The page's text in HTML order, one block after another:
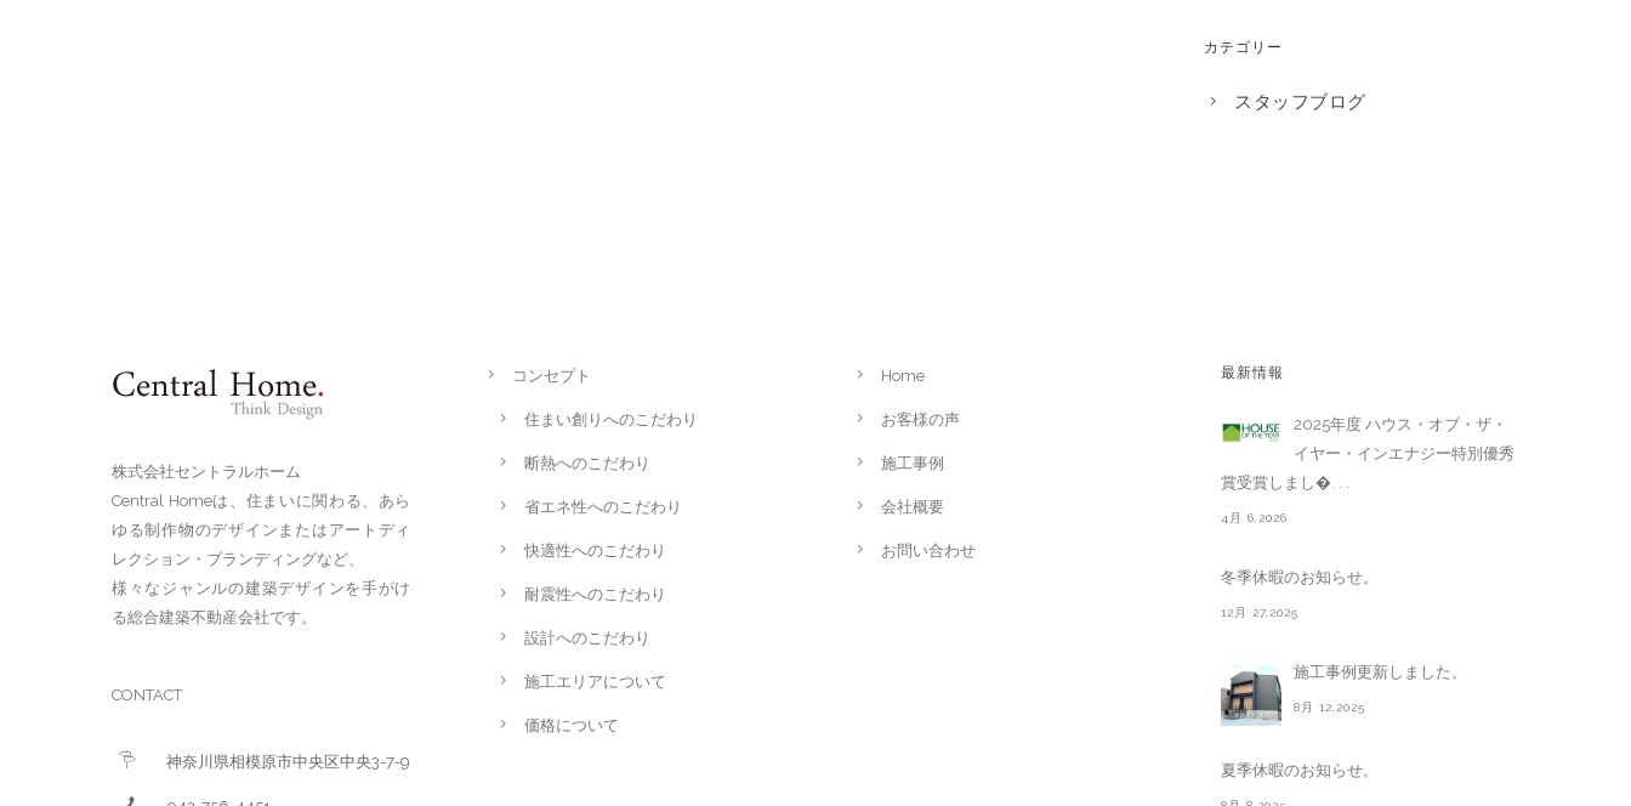
カテゴリー
スタッフブログ
株式会社セントラルホーム
Central Homeは、住まいに関わる、あら
ゆる制作物のデザインまたはアートディ
レクション・ブランディングなど、
様々なジャンルの建築デザインを手がけ
る総合建築不動産会社です。
CONTACT
神奈川県相模原市中央区中央3-7-9
コンセプト
住まい創りへのこだわり
断熱へのこだわり
省エネ性へのこだわり
快適性へのこだわり
耐震性へのこだわり
設計へのこだわり
施工エリアについて
価格について
Home
お客様の声
施工事例
会社概要
お問い合わせ
最新情報
2025年度 ハウス・オブ・ザ・
イヤー・インエナジー特別優秀
賞受賞しまし�. . .
4月 6,2026
冬季休暇のお知らせ。
12月 27,2025
施工事例更新しました。
8月 12,2025
夏季休暇のお知らせ。